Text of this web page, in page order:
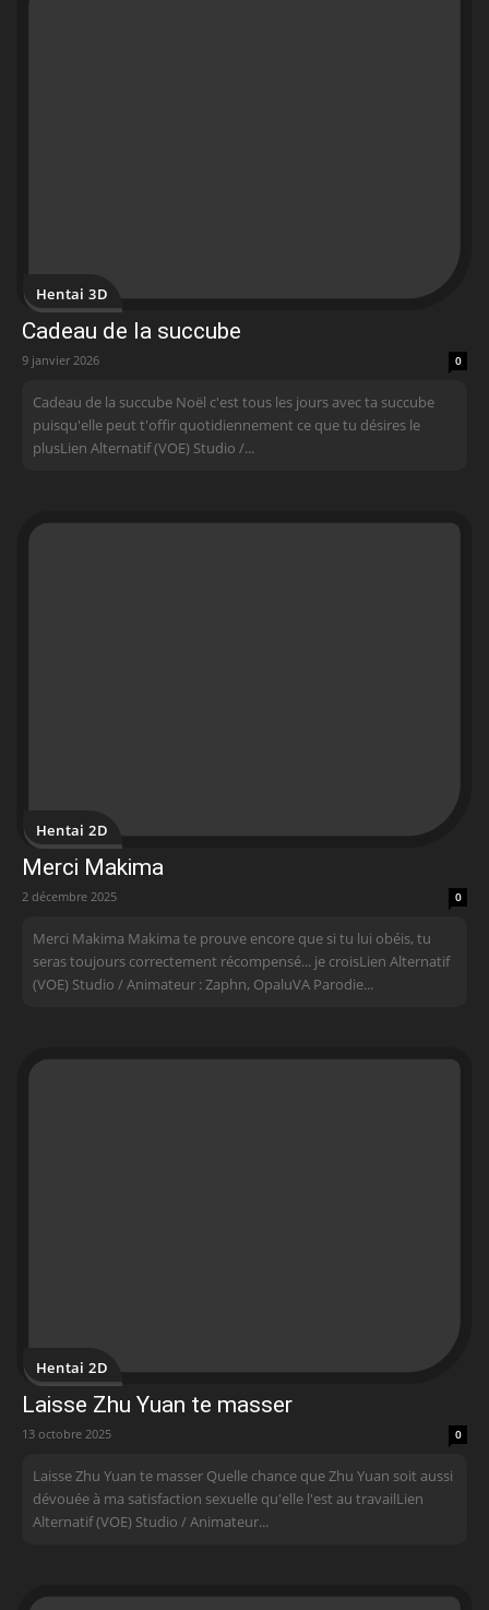
Hentai 3D
Cadeau de la succube
9 janvier 2026 0
Cadeau de la succube Noël c'est tous les jours avec ta succube
puisqu'elle peut t'offir quotidiennement ce que tu désires le
plusLien Alternatif (VOE) Studio /...
Hentai 2D
Merci Makima
2 décembre 2025 0
Merci Makima Makima te prouve encore que si tu lui obéis, tu
seras toujours correctement récompensé... je croisLien Alternatif
(VOE) Studio / Animateur : Zaphn, OpaluVA Parodie...
Hentai 2D
Laisse Zhu Yuan te masser
13 octobre 2025 0
Laisse Zhu Yuan te masser Quelle chance que Zhu Yuan soit aussi
dévouée à ma satisfaction sexuelle qu'elle l'est au travailLien
Alternatif (VOE) Studio / Animateur...